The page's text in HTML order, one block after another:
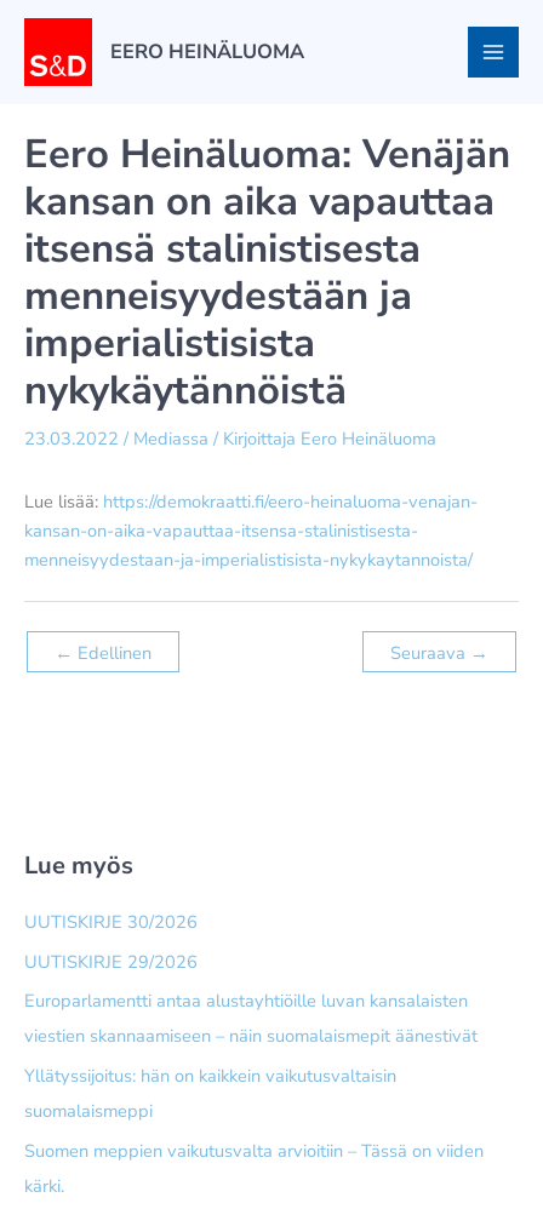
Siirry
EERO HEINÄLUOMA
Eero Heinäluoma: Venäjän
kansan on aika vapauttaa
itsensä stalinistisesta
menneisyydestään ja
imperialistisista
nykykäytännöistä
23.03.2022 / Mediassa / Kirjoittaja Eero Heinäluoma
Lue lisää: https://demokraatti.fi/eero-heinaluoma-venajan-
kansan-on-aika-vapauttaa-itsensa-stalinistisesta-
menneisyydestaan-ja-imperialistisista-nykykaytannoista/
← Edellinen Seuraava →
Lue myös
UUTISKIRJE 30/2026
UUTISKIRJE 29/2026
Europarlamentti antaa alusta­yhtiöille luvan kansalaisten
viestien skannaamiseen – näin suomalais­mepit äänestivät
Yllätyssijoitus: hän on kaikkein vaikutusvaltaisin
suomalaismeppi
Suomen meppien vaikutusvalta arvioitiin – Tässä on viiden
kärki.